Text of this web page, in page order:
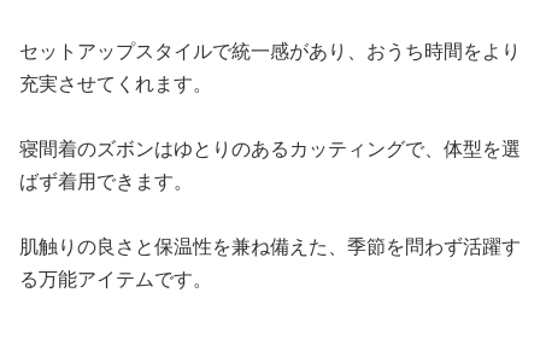
セットアップスタイルで統一感があり、おうち時間をより
充実させてくれます。
寝間着のズボンはゆとりのあるカッティングで、体型を選
ばず着用できます。
肌触りの良さと保温性を兼ね備えた、季節を問わず活躍す
る万能アイテムです。